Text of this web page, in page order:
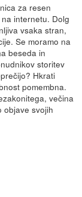
za resen
internetu. Dolg
vsaka stran,
Se moramo na
beseda in
storitev
Hkrati
pomembna.
večina
objave svojih